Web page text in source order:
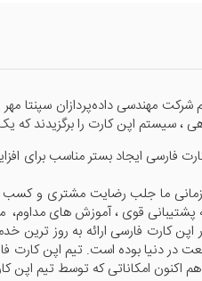
داده‌پردازان سپنتا مهر فعالیت می‌کند، از
، سیستم اپن کارت را برگزیدند که
فارسی ایجاد بستر مناسب برای
ما جلب رضایت مشتری و کسب
پشتیبانی قوی ، آموزش های
اپن کارت فارسی ارائه به روز
در دنیا بوده است. تیم اپن کارت
اکنون امکاناتی که توسط تیم